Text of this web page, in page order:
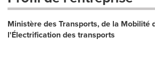
Ministère des Transports, de la Mobilité
l'Électrification des transports